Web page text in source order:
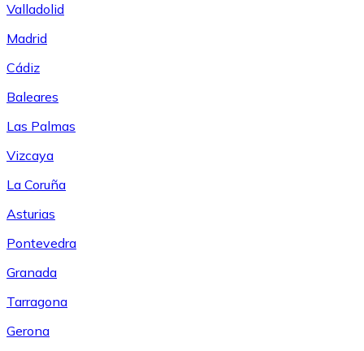
Valladolid
Madrid
Cádiz
Baleares
Las Palmas
Vizcaya
La Coruña
Asturias
Pontevedra
Granada
Tarragona
Gerona